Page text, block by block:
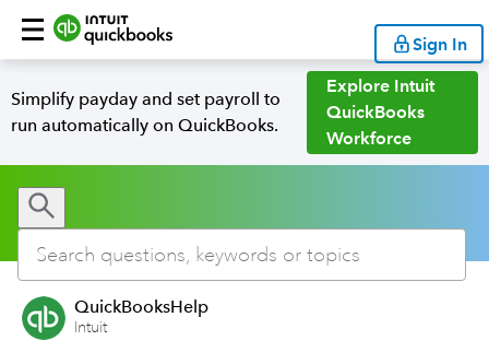
Sign In
Simplify payday and set payroll to
run automatically on QuickBooks.
Explore Intuit
QuickBooks
Workforce
QuickBooksHelp
Intuit